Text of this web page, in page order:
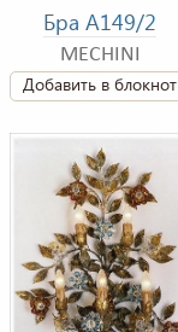
Бра A149/2
MECHINI
Добавить в блокнот